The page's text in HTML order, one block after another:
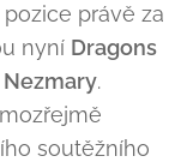
právě za
nyní Dragons
Nezmary.
soutěžního